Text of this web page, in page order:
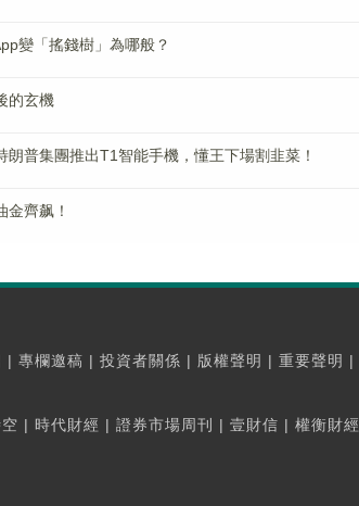
變「搖錢樹」為哪般？
的玄機
朗普集團推出T1智能手機，懂王下場割韭菜！
金齊飙！
| 專欄邀稿 | 投資者關係 | 版權聲明 | 重要聲明 |
| 時代財經 | 證券市場周刊 | 壹財信 | 權衡財經